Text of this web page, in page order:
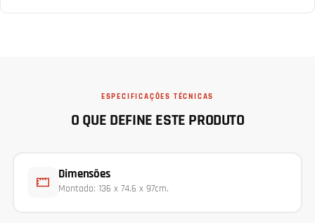
ESPECIFICAÇÕES TÉCNICAS
O QUE DEFINE ESTE PRODUTO
Dimensões
Montado: 136 x 74.6 x 97cm.